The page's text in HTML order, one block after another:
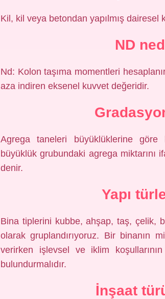
Kil, kil veya betondan yapılmış dairesel
ND
Nd: Kolon taşıma momentleri
aza indiren eksenel kuvvet değeridir.
Agrega taneleri büyüklüklerine göre
büyüklük grubundaki agrega miktarını
denir.
Yapı
Bina tiplerini kubbe, ahşap, taş, çelik,
olarak gruplandırıyoruz. Bir binanın
verirken işlevsel ve iklim
bulundurmalıdır.
İnşaat